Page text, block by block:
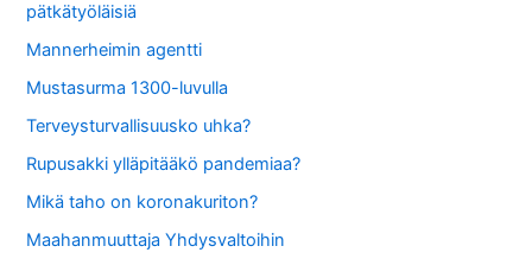
pätkätyöläisiä
Mannerheimin agentti
Mustasurma 1300-luvulla
Terveysturvallisuusko uhka?
Rupusakki ylläpitääkö pandemiaa?
Mikä taho on koronakuriton?
Maahanmuuttaja Yhdysvaltoihin